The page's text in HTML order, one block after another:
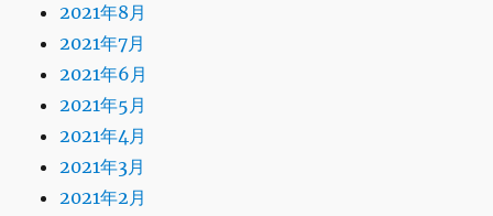
2021年8月
2021年7月
2021年6月
2021年5月
2021年4月
2021年3月
2021年2月